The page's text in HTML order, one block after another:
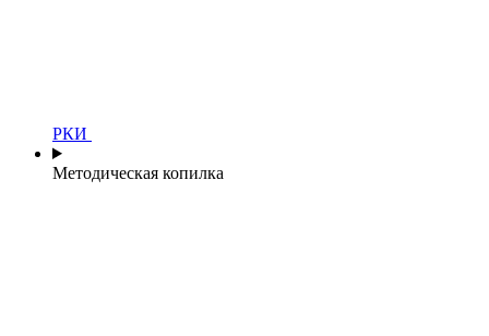
РКИ
Методическая копилка